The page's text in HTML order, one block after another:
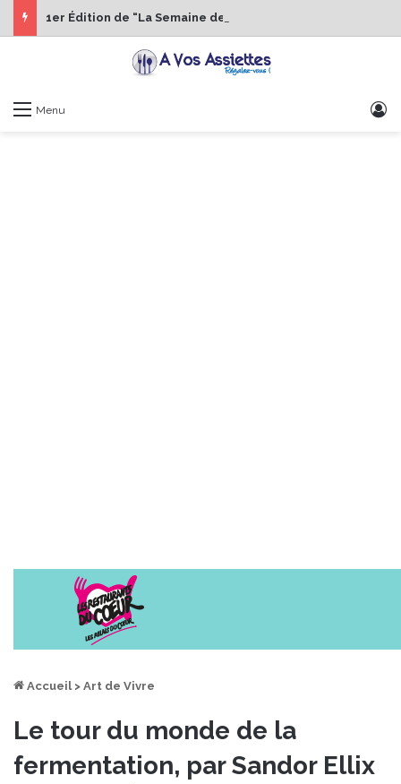
Menu
Accueil > Art de Vivre
Le tour du monde de la
fermentation, par Sandor Ellix